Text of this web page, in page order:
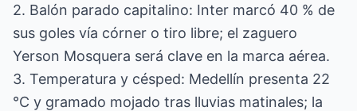
2. Balón parado capitalino: Inter marcó 40 % de
sus goles vía córner o tiro libre; el zaguero
Yerson Mosquera será clave en la marca aérea.
3. Temperatura y césped: Medellín presenta 22
°C y gramado mojado tras lluvias matinales; la